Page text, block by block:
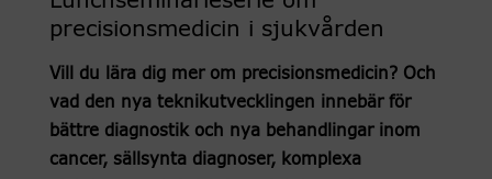
precisionsmedicin i sjukvården
Vill du lära dig mer om precisionsmedicin? Och
vad den nya teknikutvecklingen innebär för
bättre diagnostik och nya behandlingar inom
cancer, sällsynta diagnoser, komplexa